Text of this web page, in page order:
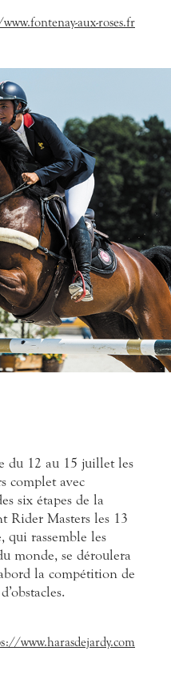
aux-roses.fr
du 12 au 15 juillet les
complet avec
six étapes de la
Rider Masters les 13
qui rassemble les
monde, se déroulera
la compétition de
www.harasdejardy.com